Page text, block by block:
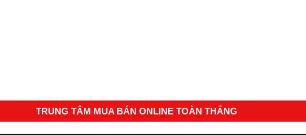
TRUNG TÂM MUA BÁN ONLINE TOÀN THẮNG